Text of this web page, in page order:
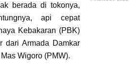
berada di tokonya,
api cepat
Kebakaran (PBK)
dari Armada Damkar
Wigoro (PMW).